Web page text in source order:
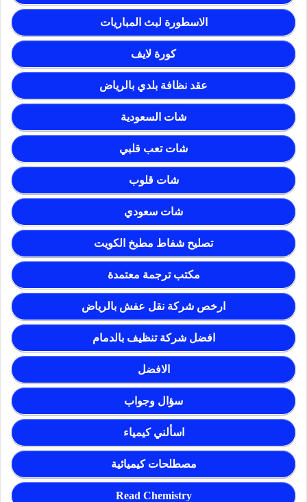
الاسطورة لبث المباريات
كورة لايف
عقد نظافة بلدي بالرياض
شات السعودية
شات تعب قلبي
شات قلوب
شات سعودي
تصليح شفاط مطبخ الكويت
مكتب ترجمة معتمدة
ارخص شركة نقل عفش بالرياض
افضل شركة تنظيف بالدمام
الافضل
سؤال وجواب
اسألني كيمياء
مصطلحات كيميائية
Read Chemistry